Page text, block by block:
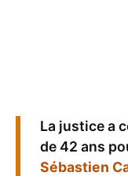
La justice a
de 42 ans
Sébastien